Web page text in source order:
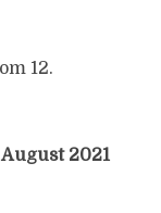
12.
August 2021